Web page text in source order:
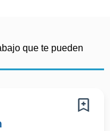
que te pueden